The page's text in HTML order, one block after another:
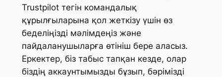
Trustpilot тегін командалық
құрылғыларына қол жеткізу үшін өз
беделіңізді мәлімдеңіз және
пайдаланушыларға өтініш бере аласыз.
Еркектер, біз табыс тапқан кезде, олар
біздің аккаунтымызды бұзып, бәрімізді